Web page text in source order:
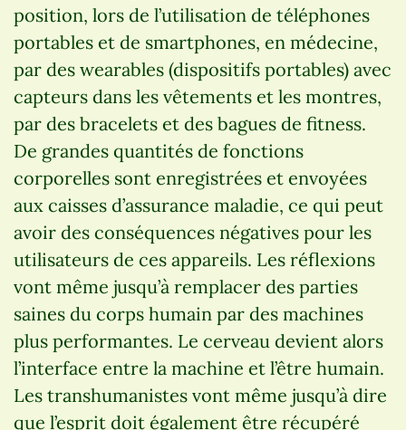
position, lors de l’utilisation de téléphones
portables et de smartphones, en médecine,
par des wearables (dispositifs portables) avec
capteurs dans les vêtements et les montres,
par des bracelets et des bagues de fitness.
De grandes quantités de fonctions
corporelles sont enregistrées et envoyées
aux caisses d’assurance maladie, ce qui peut
avoir des conséquences négatives pour les
utilisateurs de ces appareils. Les réflexions
vont même jusqu’à remplacer des parties
saines du corps humain par des machines
plus performantes. Le cerveau devient alors
l’interface entre la machine et l’être humain.
Les transhumanistes vont même jusqu’à dire
que l’esprit doit également être récupéré